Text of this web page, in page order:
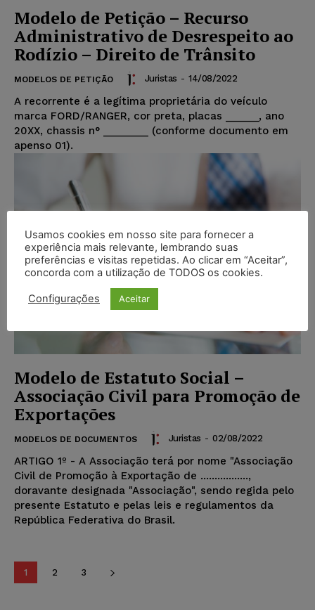
Modelo de Petição – Recurso
Administrativo de Desrespeito ao
Rodízio – Direito de Trânsito
MODELOS DE PETIÇÃO Juristas - 14/08/2022
A recorrente é a legítima proprietária do veículo
marca FORD/RANGER, cor preta, placas ______, ano
20XX, chassis n° ________ (conforme documento em
apenso 01).
Modelo de Estatuto Social –
Associação Civil para Promoção de
Exportações
MODELOS DE DOCUMENTOS Juristas - 02/08/2022
ARTIGO 1º - A Associação terá por nome "Associação
Civil de Promoção à Exportação de .................,
doravante designada "Associação", sendo regida pelo
presente Estatuto e pelas leis e regulamentos da
República Federativa do Brasil.
1 2 3
Usamos cookies em nosso site para fornecer a
experiência mais relevante, lembrando suas
preferências e visitas repetidas. Ao clicar em “Aceitar”,
concorda com a utilização de TODOS os cookies.
Configurações Aceitar